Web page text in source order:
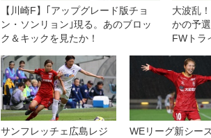
【川崎F】｢アップグレード版チョ
ン・ソンリョン｣現る。あのブロッ
ク＆キックを見たか！
大波乱
かの予
FWトラ
サンフレッチェ広島レジ
WEリーグ新シー